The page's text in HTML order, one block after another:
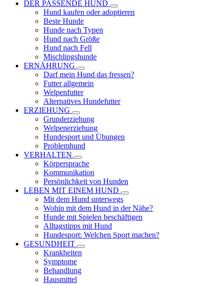
DER PASSENDE HUND
Hund kaufen oder adoptieren
Beste Hunde
Hunde nach Typen
Hund nach Größe
Hund nach Fell
Mischlingshunde
ERNÄHRUNG
Darf mein Hund das fressen?
Futter allgemein
Welpenfutter
Alternatives Hundefutter
ERZIEHUNG
Grunderziehung
Welpenerziehung
Hundesport und Übungen
Problemhund
VERHALTEN
Körpersprache
Kommunikation
Persönlichkeit von Hunden
LEBEN MIT EINEM HUND
Mit dem Hund unterwegs
Wohin mit dem Hund in der Nähe?
Hunde mit Spielen beschäftigen
Alltagstipps mit Hund
Hundesport: Welchen Sport machen?
GESUNDHEIT
Krankheiten
Symptome
Behandlung
Hausmittel